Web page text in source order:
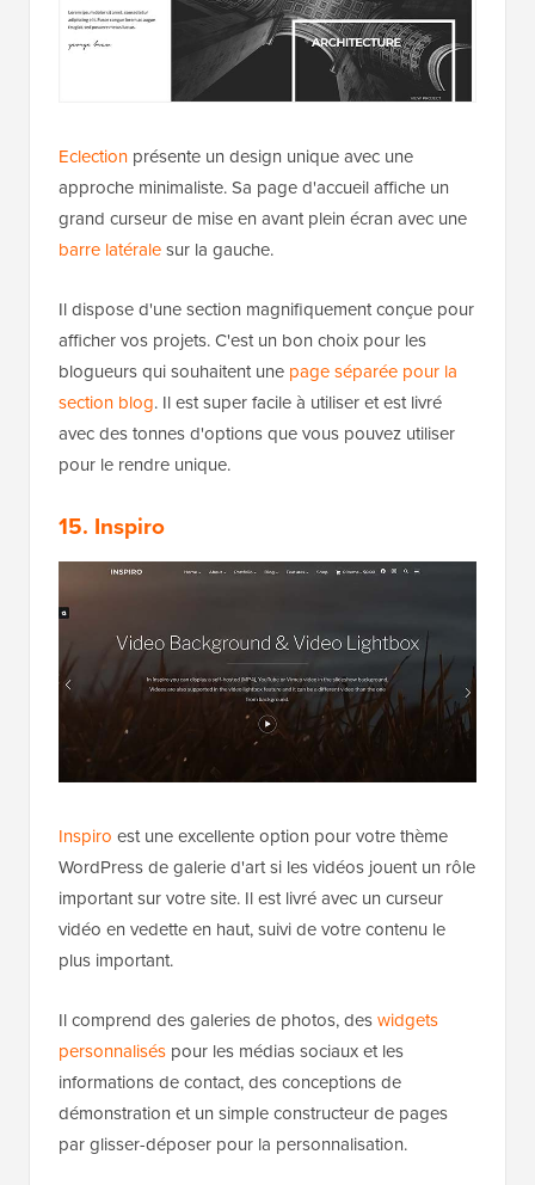
Eclection présente un design unique avec une
approche minimaliste. Sa page d'accueil affiche un
grand curseur de mise en avant plein écran avec une
barre latéralesur la gauche.
Il dispose d'une section magnifiquement conçue pour
afficher vos projets. C'est un bon choix pour les
blogueurs qui souhaitent une page séparée pour la
section blog. Il est super facile à utiliser et est livré
avec des tonnes d'options que vous pouvez utiliser
pour le rendre unique.
15. Inspiro
Inspiro est une excellente option pour votre thème
WordPress de galerie d'art si les vidéos jouent un rôle
important sur votre site. Il est livré avec un curseur
vidéo en vedette en haut, suivi de votre contenu le
plus important.
Il comprend des galeries de photos, deswidgets
personnalisés pour les médias sociaux et les
informations de contact, des conceptions de
démonstration et un simple constructeur de pages
par glisser-déposer pour la personnalisation.